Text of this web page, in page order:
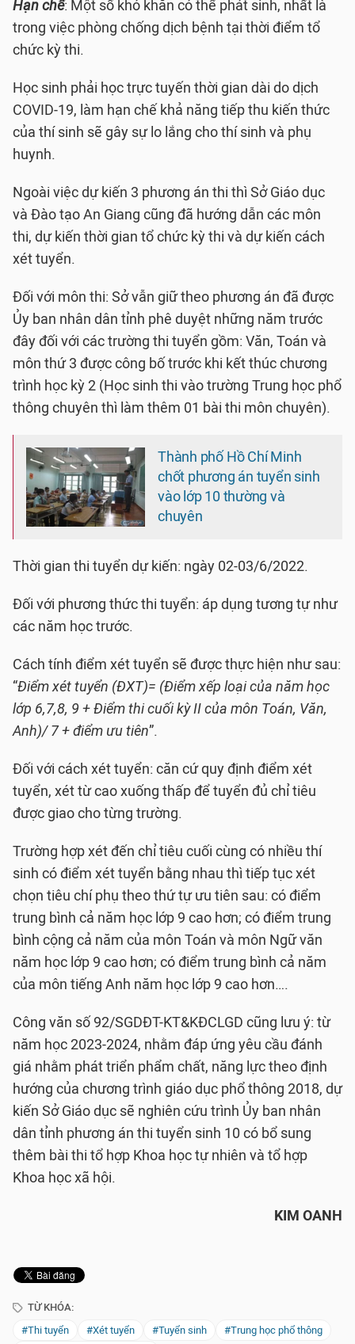
Hạn chế: Một số khó khăn có thể phát sinh, nhất là
trong việc phòng chống dịch bệnh tại thời điểm tổ
chức kỳ thi.
Học sinh phải học trực tuyến thời gian dài do dịch
COVID-19, làm hạn chế khả năng tiếp thu kiến thức
của thí sinh sẽ gây sự lo lắng cho thí sinh và phụ
huynh.
Ngoài việc dự kiến 3 phương án thi thì Sở Giáo dục
và Đào tạo An Giang cũng đã hướng dẫn các môn
thi, dự kiến thời gian tổ chức kỳ thi và dự kiến cách
xét tuyển.
Đối với môn thi: Sở vẫn giữ theo phương án đã được
Ủy ban nhân dân tỉnh phê duyệt những năm trước
đây đối với các trường thi tuyển gồm: Văn, Toán và
môn thứ 3 được công bố trước khi kết thúc chương
trình học kỳ 2 (Học sinh thi vào trường Trung học phổ
thông chuyên thì làm thêm 01 bài thi môn chuyên).
Thành phố Hồ Chí Minh
chốt phương án tuyển sinh
vào lớp 10 thường và
chuyên
Thời gian thi tuyển dự kiến: ngày 02-03/6/2022.
Đối với phương thức thi tuyển: áp dụng tương tự như
các năm học trước.
Cách tính điểm xét tuyển sẽ được thực hiện như sau:
“Điểm xét tuyển (ĐXT)= (Điểm xếp loại của năm học
lớp 6,7,8, 9 + Điểm thi cuối kỳ II của môn Toán, Văn,
Anh)/ 7 + điểm ưu tiên”.
Đối với cách xét tuyển: căn cứ quy định điểm xét
tuyển, xét từ cao xuống thấp để tuyển đủ chỉ tiêu
được giao cho từng trường.
Trường hợp xét đến chỉ tiêu cuối cùng có nhiều thí
sinh có điểm xét tuyển bằng nhau thì tiếp tục xét
chọn tiêu chí phụ theo thứ tự ưu tiên sau: có điểm
trung bình cả năm học lớp 9 cao hơn; có điểm trung
bình cộng cả năm của môn Toán và môn Ngữ văn
năm học lớp 9 cao hơn; có điểm trung bình cả năm
của môn tiếng Anh năm học lớp 9 cao hơn….
Công văn số 92/SGDĐT-KT&KĐCLGD cũng lưu ý: từ
năm học 2023-2024, nhằm đáp ứng yêu cầu đánh
giá nhằm phát triển phẩm chất, năng lực theo định
hướng của chương trình giáo dục phổ thông 2018, dự
kiến Sở Giáo dục sẽ nghiên cứu trình Ủy ban nhân
dân tỉnh phương án thi tuyển sinh 10 có bổ sung
thêm bài thi tổ hợp Khoa học tự nhiên và tổ hợp
Khoa học xã hội.
KIM OANH
TỪ KHÓA:
#Thi tuyển
#Xét tuyển #Tuyển sinh
#Trung học phổ thông